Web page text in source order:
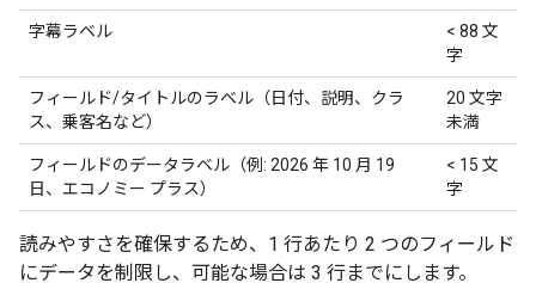
字幕ラベル
< 88 文
字
フィールド/タイトルのラベル（日付、説明、クラ
ス、乗客名など）
20 文字
未満
フィールドのデータラベル（例: 2026 年 10 月 19
日、エコノミー プラス）
< 15 文
字
読みやすさを確保するため、1 行あたり 2 つのフィールド
にデータを制限し、可能な場合は 3 行までにします。